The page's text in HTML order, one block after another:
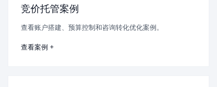
竞价托管案例
查看账户搭建、预算控制和咨询转化优化案例。
查看案例 +